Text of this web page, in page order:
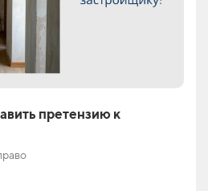
претензию к